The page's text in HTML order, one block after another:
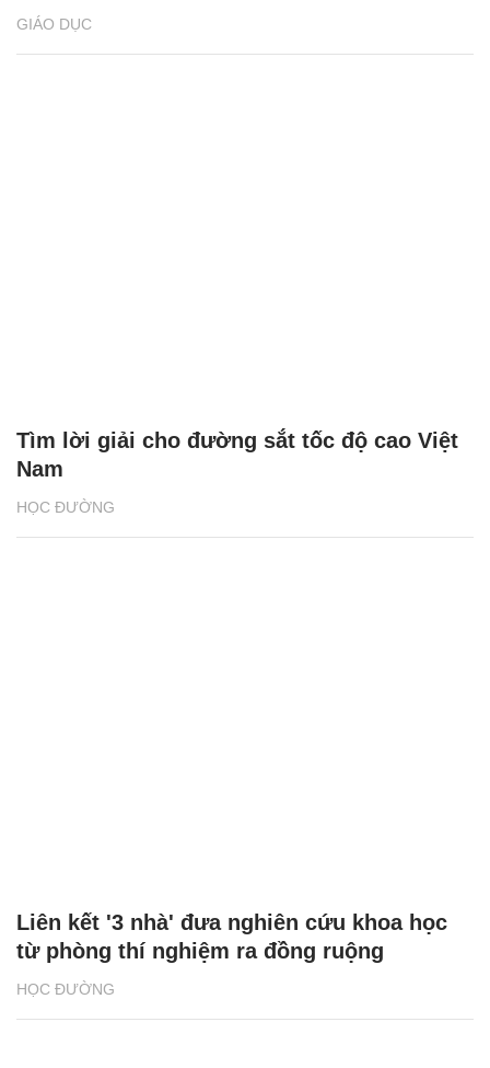
GIÁO DỤC
HỌC ĐƯỜNG
Tìm lời giải cho đường sắt tốc độ cao Việt
Nam
HỌC ĐƯỜNG
Liên kết '3 nhà' đưa nghiên cứu khoa học
từ phòng thí nghiệm ra đồng ruộng